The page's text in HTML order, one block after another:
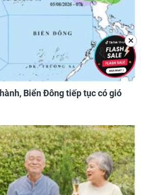
Biển Đông tiếp tục có gió
✕